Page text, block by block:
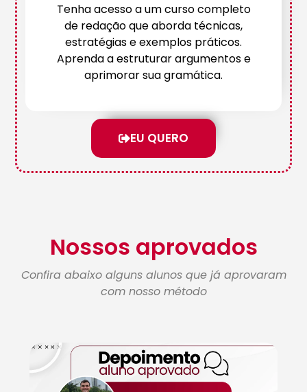
Tenha acesso a um curso completo
de redação que aborda técnicas,
estratégias e exemplos práticos.
Aprenda a estruturar argumentos e
aprimorar sua gramática.
EU QUERO
Nossos aprovados
Confira abaixo alguns alunos que já aprovaram
com nosso método